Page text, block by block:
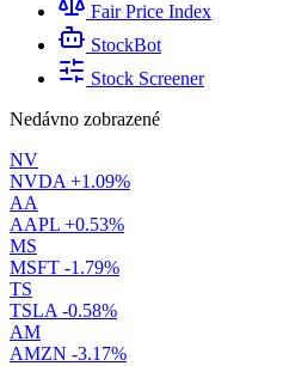
Fair Price Index
StockBot
Stock Screener
Nedávno zobrazené
NV
NVDA +1.09%
AA
AAPL +0.53%
MS
MSFT -1.79%
TS
TSLA -0.58%
AM
AMZN -3.17%